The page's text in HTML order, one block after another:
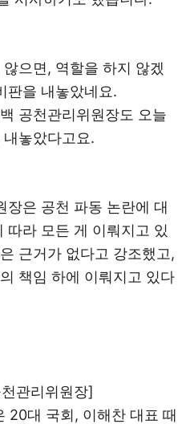
으면, 역할을 하지 않겠
판을 내놓았네요.
공천관리위원장도 오늘
놓았다고요.
장은 공천 파동 논란에 대
따라 모든 게 이뤄지고 있
근거가 없다고 강조했고,
책임 하에 이뤄지고 있다
관리위원장]
20대 국회, 이해찬 대표 때